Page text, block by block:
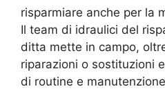
risparmiare anche per la
Il team di idraulici del
ditta mette in campo,
riparazioni o sostituzioni
di routine e